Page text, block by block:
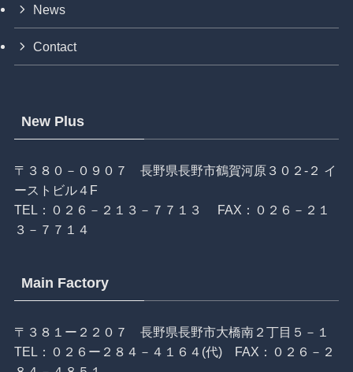
News
Contact
New Plus
〒３８０－０９０７ 長野県長野市鶴賀河原３０２-２ イ
ーストビル４F
TEL： ０２６－２１３－７７１３ FAX：０２６－２１
３－７７１４
Main Factory
〒３８１ー２２０７ 長野県長野市大橋南２丁目５－１
TEL： ０２６ー２８４－４１６４ (代) FAX：０２６－２